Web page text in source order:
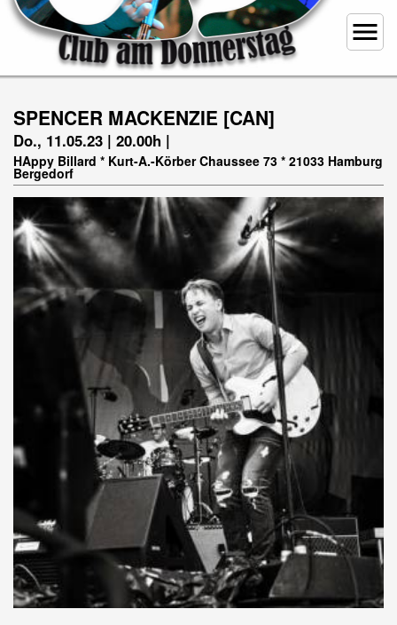
menu
SPENCER MACKENZIE [CAN]
Do., 11.05.23 | 20.00h |
HAppy Billard * Kurt-A.-Körber Chaussee 73 * 21033 Hamburg
Bergedorf